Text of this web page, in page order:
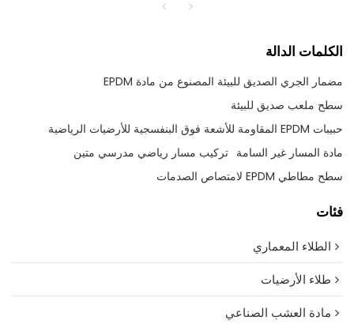
الكلمات الدالة
مضمار الجري الصديق للبيئة المصنوع من مادة EPDM
سطح ملعب صديق للبيئة
حبيبات EPDM المقاومة للأشعة فوق البنفسجية للأرضيات الرياضية
مادة المسار غير السامة تركيب مسار رياضي مدرسي متين
سطح مطاطي EPDM لامتصاص الصدمات
فئات
الطلاء المعماري
طلاء الأرضيات
مادة العشب الصناعي